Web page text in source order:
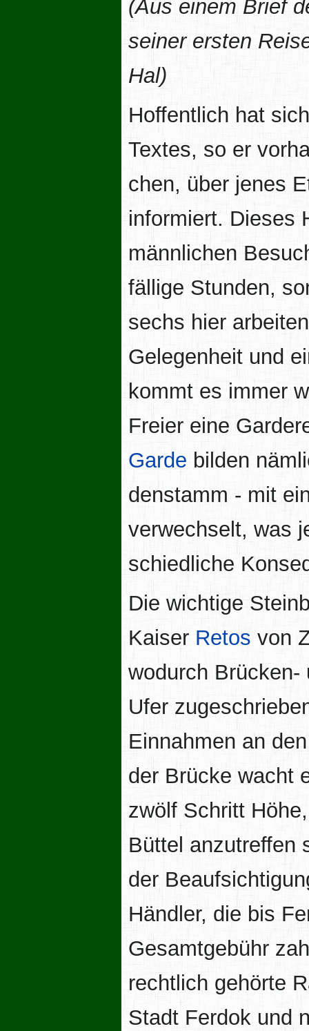
(Aus einem Brief
seiner ersten
Hal)
Hoffentlich hat
Textes, so er
chen, über jenes
informiert. Dieses
männlichen
fällige Stunden,
sechs hier
Gelegenheit und
kommt es immer
Freier eine
Garde bilden
denstamm - mit
verwechselt, was
schiedliche
Die wichtige
Kaiser Retos von
wodurch
Ufer
Einnahmen an
der Brücke wacht
zwölf Schritt
Büttel anzutreffen
der
Händler, die bis
Gesamtgebühr
rechtlich gehörte
Stadt Ferdok und